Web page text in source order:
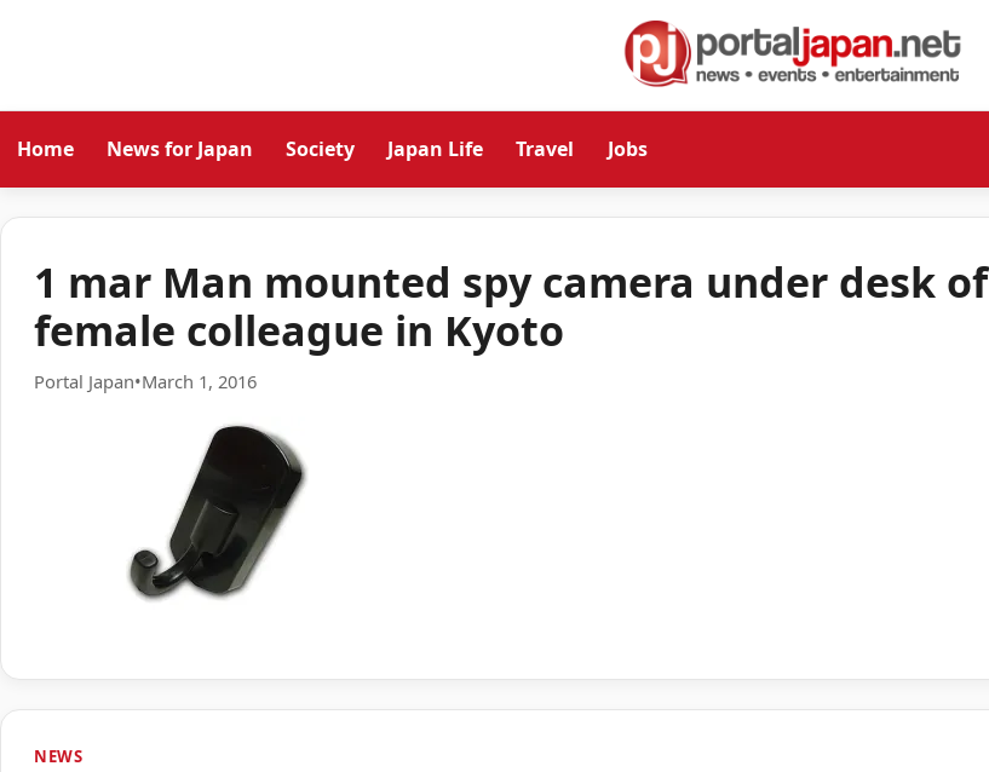
Home News for Japan Society Japan Life Travel Jobs
1 mar Man mounted spy camera under desk of
female colleague in Kyoto
Portal Japan•March 1, 2016
NEWS